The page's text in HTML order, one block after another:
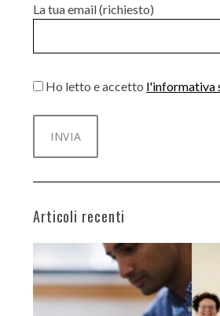
La tua email (richiesto)
Ho letto e accetto l'informativa
Articoli recenti